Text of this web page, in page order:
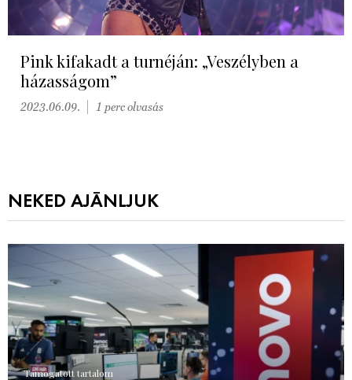
Pink kifakadt a turnéján: „Veszélyben a
házasságom”
2023.06.09. 1 perc olvasás
NEKED AJÁNLJUK
Támogatott tartalom